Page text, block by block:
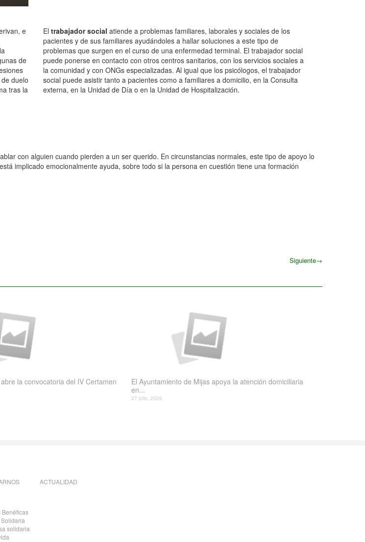
e
de
duelo
tras la
El trabajador social atiende a problemas familiares, laborales y sociales de los
pacientes y de sus familiares ayudándoles a hallar soluciones a este tipo de
problemas que surgen en el curso de una enfermedad terminal. El trabajador social
puede ponerse en contacto con otros centros sanitarios, con los servicios sociales a
la comunidad y con ONGs especializadas. Al igual que los psicólogos, el trabajador
social puede asistir tanto a pacientes como a familiares a domicilio, en la Consulta
externa, en la Unidad de Día o en la Unidad de Hospitalización.
con alguien cuando pierden a un ser querido. En circunstancias normales, este tipo de apoyo lo
implicado emocionalmente ayuda, sobre todo si la persona en cuestión tiene una formación
Siguiente→
la convocatoria del IV Certamen
El Ayuntamiento de Mijas apoya la atención domiciliaria
en...
27 julio, 2026
Benéficas
solidaria
ACTUALIDAD